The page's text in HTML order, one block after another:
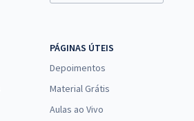
PÁGINAS ÚTEIS
Depoimentos
Material Grátis
Aulas ao Vivo